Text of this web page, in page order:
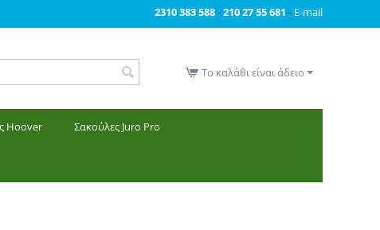
2310 383 588-210 27 55 681 - E-mail
Το καλάθι είναι άδειο
Hoover Σακούλες Juro Pro